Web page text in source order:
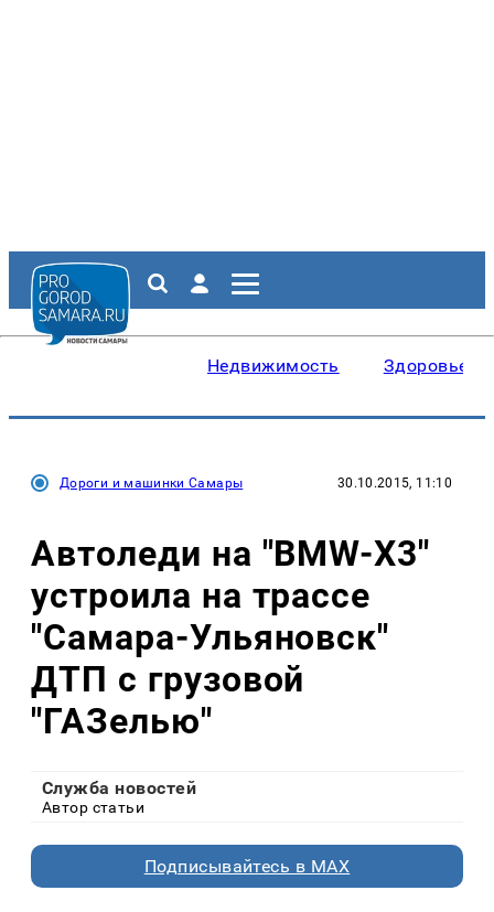
Недвижимость Здоровье
Дороги и машинки Самары 30.10.2015, 11:10
Автоледи на "BMW-X3"
устроила на трассе
"Самара-Ульяновск"
ДТП с грузовой
"ГАЗелью"
Служба новостей
Автор статьи
Подписывайтесь в MAX